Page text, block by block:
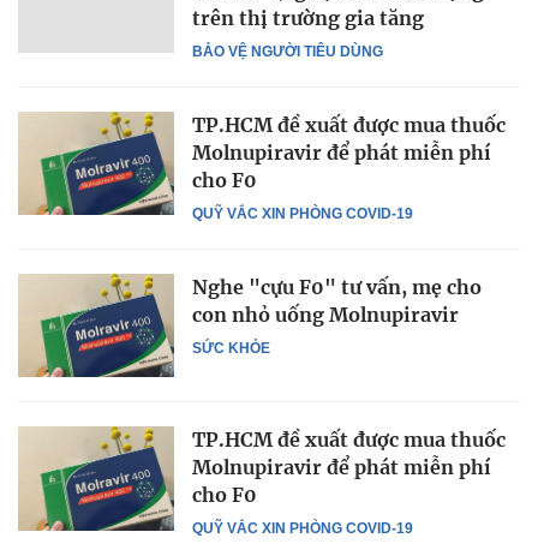
BẢO VỆ NGƯỜI TIÊU DÙNG
trên thị trường gia tăng
QUỸ VẮC XIN PHÒNG COVID-19
TP.HCM đề xuất được mua thuốc
Molnupiravir để phát miễn phí
cho F0
SỨC KHỎE
Nghe "cựu F0" tư vấn, mẹ cho
con nhỏ uống Molnupiravir
QUỸ VẮC XIN PHÒNG COVID-19
TP.HCM đề xuất được mua thuốc
Molnupiravir để phát miễn phí
cho F0